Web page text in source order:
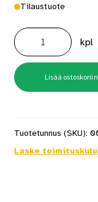
Tilaustuote
BOBI
ROUND
st9005,
struktuurimusta
postilaatikon
jalusta
määrä
kpl
Lisää ostoskoriin
Tuotetunnus (SKU):
Laske